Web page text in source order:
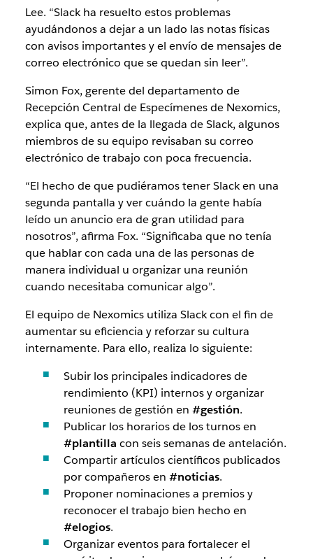
Lee. “Slack ha resuelto estos problemas
ayudándonos a dejar a un lado las notas físicas
con avisos importantes y el envío de mensajes de
correo electrónico que se quedan sin leer”.
Simon Fox, gerente del departamento de
Recepción Central de Especímenes de Nexomics,
explica que, antes de la llegada de Slack, algunos
miembros de su equipo revisaban su correo
electrónico de trabajo con poca frecuencia.
“El hecho de que pudiéramos tener Slack en una
segunda pantalla y ver cuándo la gente había
leído un anuncio era de gran utilidad para
nosotros”, afirma Fox. “Significaba que no tenía
que hablar con cada una de las personas de
manera individual u organizar una reunión
cuando necesitaba comunicar algo”.
El equipo de Nexomics utiliza Slack con el fin de
aumentar su eficiencia y reforzar su cultura
internamente. Para ello, realiza lo siguiente:
Subir los principales indicadores de
rendimiento (KPI) internos y organizar
reuniones de gestión en #gestión.
Publicar los horarios de los turnos en
#plantilla con seis semanas de antelación.
Compartir artículos científicos publicados
por compañeros en #noticias.
Proponer nominaciones a premios y
reconocer el trabajo bien hecho en
#elogios.
Organizar eventos para fortalecer el